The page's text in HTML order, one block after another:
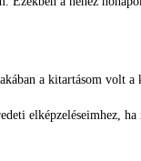
a kitartásom volt
elképzeléseimhez,